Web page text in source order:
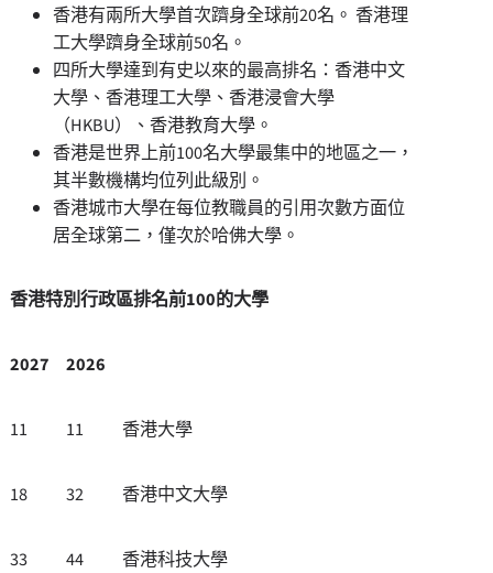
香港有兩所大學首次躋身全球前20名。 香港理
工大學躋身全球前50名。
四所大學達到有史以來的最高排名：香港中文
大學、香港理工大學、香港浸會大學
（HKBU）、香港教育大學。
香港是世界上前100名大學最集中的地區之一，
其半數機構均位列此級別。
香港城市大學在每位教職員的引用次數方面位
居全球第二，僅次於哈佛大學。
香港特別行政區排名前100的大學
2027 2026
11 11 香港大學
18 32 香港中文大學
33 44 香港科技大學